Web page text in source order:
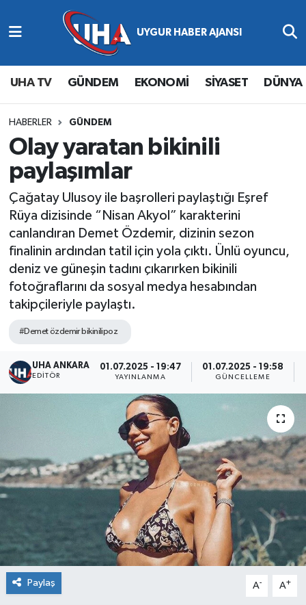
UHA TV GÜNDEM EKONOMİ SİYASET DÜNYA
HABERLER GÜNDEM
Olay yaratan bikinili
paylaşımlar
Çağatay Ulusoy ile başrolleri paylaştığı Eşref
Rüya dizisinde “Nisan Akyol” karakterini
canlandıran Demet Özdemir, dizinin sezon
finalinin ardından tatil için yola çıktı. Ünlü oyuncu,
deniz ve güneşin tadını çıkarırken bikinili
fotoğraflarını da sosyal medya hesabından
takipçileriyle paylaştı.
#Demet özdemir bikinilipoz
UHA ANKARA
EDITÖR
01.07.2025 - 19:47
YAYINLANMA
01.07.2025 - 19:58
GÜNCELLEME
Paylaş A- A+
Abone Ol
Gündem
Ekonomi
Magazin
Siyaset
Spor
Yaşam
Nöbetçi Eczaneler
Hava Durumu
Namaz Vakitleri
Trafik Durumu
Süper Lig Puan Durumu ve Fikstür
Tüm Manşetler
Son Dakika Haberleri
Haber Arşivi